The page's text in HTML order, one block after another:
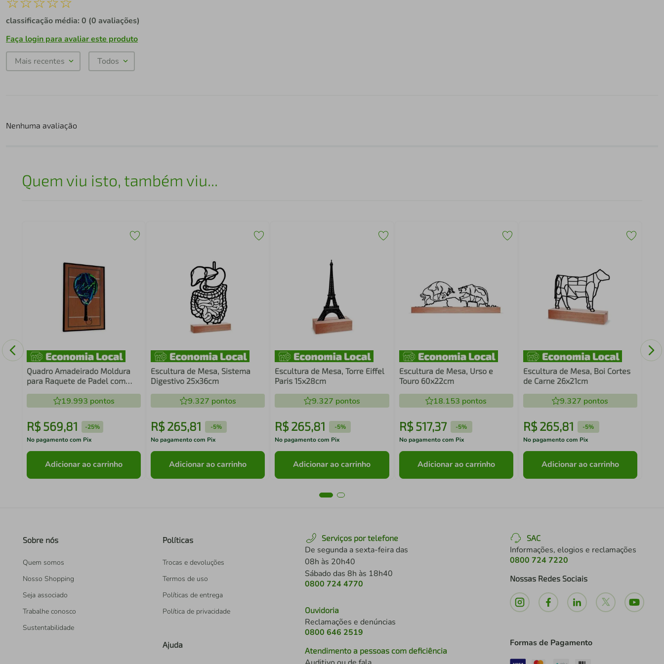
classificação média: 0 (0 avaliações)
Faça login para avaliar este produto
Mais recentes Todos
Nenhuma avaliação
Quem viu isto, também viu...
Quadro Amadeirado Moldura
para Raquete de Padel com
19.993 pontos
R$ 569,81 -25%
No pagamento com Pix
Adicionar ao carrinho
Escultura de Mesa, Sistema
Digestivo 25x36cm
9.327 pontos
R$ 265,81 -5%
No pagamento com Pix
Adicionar ao carrinho
Escultura de Mesa, Torre Eiffel
Paris 15x28cm
9.327 pontos
R$265,81 -5%
No pagamento com Pix
Adicionar ao carrinho
Escultura de Mesa, Urso e
Touro 60x22cm
18.153 pontos
R$ 517,37 -5%
No pagamento com Pix
Adicionar ao carrinho
Escultura de Mesa, Boi Cortes
de Carne 26x21cm
9.327 pontos
R$ 265,81 -5%
No pagamento com Pix
Adicionar ao carrinho
Sobre nós
Quem somos
Nosso Shopping
Seja associado
Trabalhe conosco
Sustentabilidade
Políticas
Trocas e devoluções
Termos de uso
Políticas de entrega
Política de privacidade
Ajuda
Serviços por telefone
De segunda a sexta-feira das
08h às 20h40
Sábado das 8h às 18h40
0800 724 4770
Ouvidoria
Reclamações e denúncias
0800 646 2519
Atendimento a pessoas com deficiência
SAC
Informações, elogios e reclamações
0800 724 7220
Nossas Redes Sociais
Formas de Pagamento